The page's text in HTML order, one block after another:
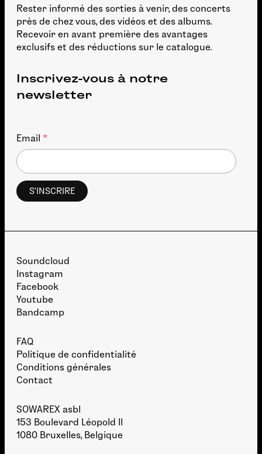
Rester informé des sorties à venir, des concerts
près de chez vous, des vidéos et des albums.
Recevoir en avant première des avantages
exclusifs et des réductions sur le catalogue.
Inscrivez-vous à notre
newsletter
Email *
Soundcloud
Instagram
Facebook
Youtube
Bandcamp
FAQ
Politique de confidentialité
Conditions générales
Contact
SOWAREX asbl
153 Boulevard Léopold II
1080 Bruxelles, Belgique